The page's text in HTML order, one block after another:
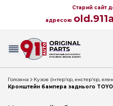
Старий сайт
адресою
Головна
Кузов (інтер'єр, екстер'єр,
Кронштейн бампера заднього